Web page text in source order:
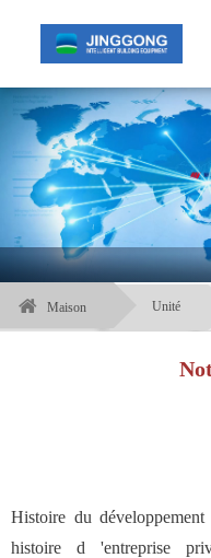
Maison Unité
Histoire du
histoire d 'entreprise